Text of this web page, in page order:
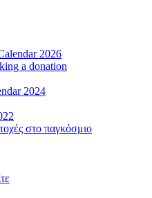
2026
a donation
2024
στο παγκόσμιο